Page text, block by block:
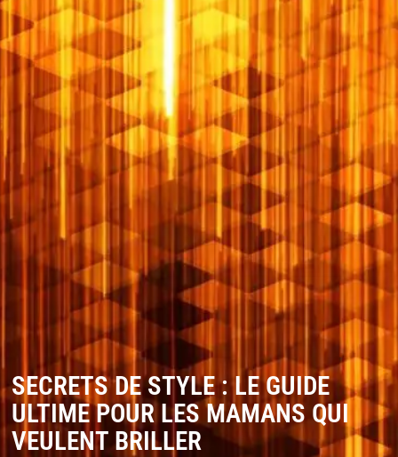
SECRETS DE STYLE : LE GUIDE
ULTIME POUR LES MAMANS QUI
VEULENT BRILLER